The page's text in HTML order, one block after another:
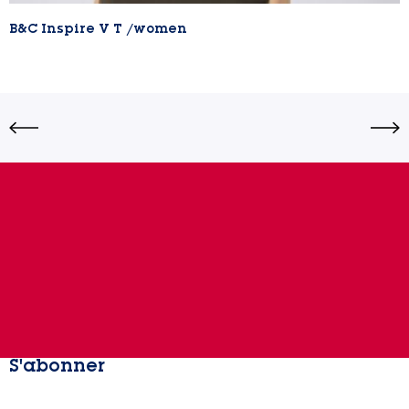
B&C Inspire V T /women
S'abonner